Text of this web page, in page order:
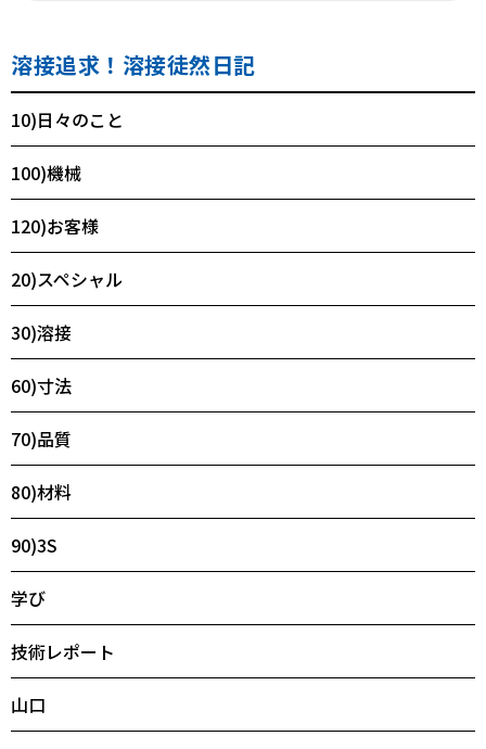
溶接追求！溶接徒然日記
10)日々のこと
100)機械
120)お客様
20)スペシャル
30)溶接
60)寸法
70)品質
80)材料
90)3S
学び
技術レポート
山口